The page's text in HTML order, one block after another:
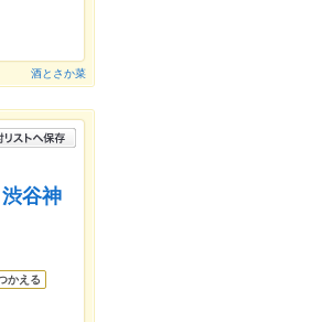
酒とさか菜
谷神
かえる